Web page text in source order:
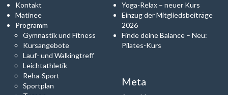
Kontakt
Matinee
Programm
Gymnastik und Fitness
Kursangebote
Lauf- und Walkingtreff
Leichtathletik
Reha-Sport
Sportplan
Yoga-Relax – neuer Kurs
Einzug der Mitgliedsbeiträge
2026
Finde deine Balance – Neu:
Pilates-Kurs
Meta